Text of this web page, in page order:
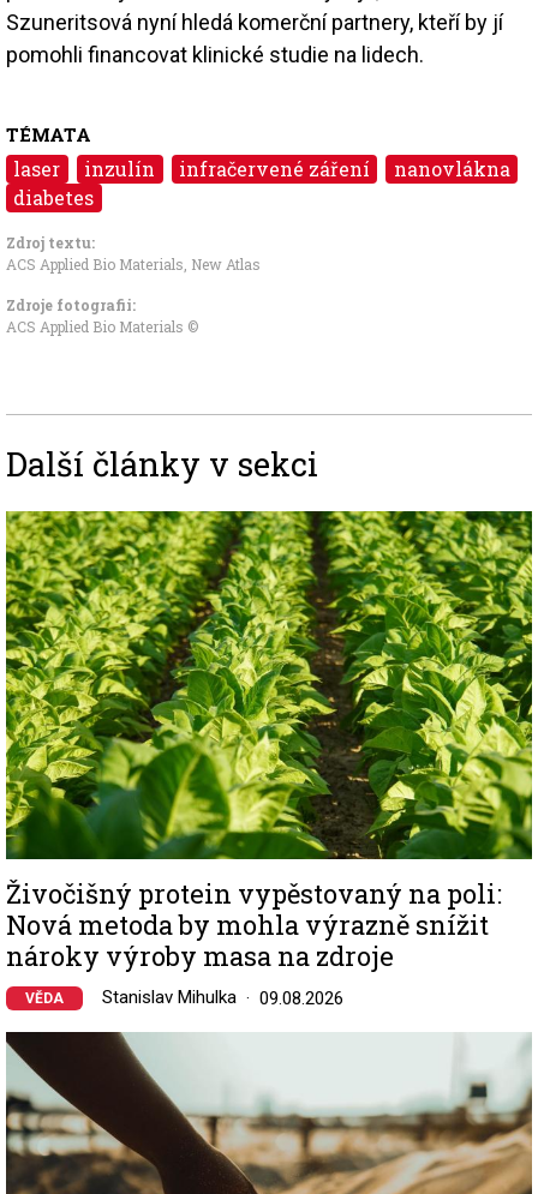
Szuneritsová nyní hledá komerční partnery, kteří by jí
pomohli financovat klinické studie na lidech.
TÉMATA
laser inzulín infračervené záření
nanovlákna
diabetes
Zdroj textu:
ACS Applied Bio Materials New Atlas
Zdroje fotografii:
ACS Applied Bio Materials ©
Další články v sekci
Image
Živočišný protein vypěstovaný na poli:
Nová metoda by mohla výrazně snížit
nároky výroby masa na zdroje
VĚDA Stanislav Mihulka 09.08.2026
Image